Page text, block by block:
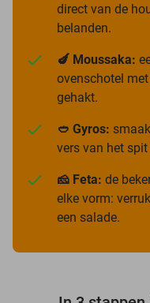
direct van de
belanden.
🍆 Moussaka:
ovenschotel
gehakt.
🥙 Gyros:
vers van het
🧀 Feta: de
elke vorm:
een salade.